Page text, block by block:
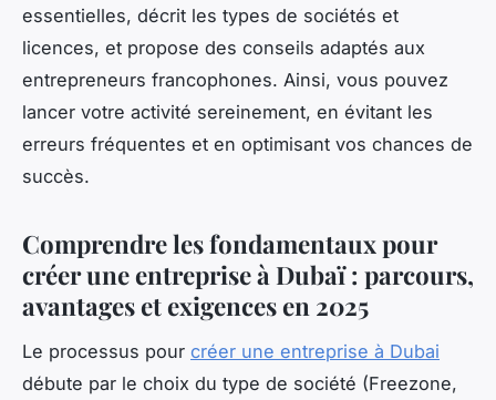
essentielles, décrit les types de sociétés et
licences, et propose des conseils adaptés aux
entrepreneurs francophones. Ainsi, vous pouvez
lancer votre activité sereinement, en évitant les
erreurs fréquentes et en optimisant vos chances de
succès.
Comprendre les fondamentaux pour
créer une entreprise à Dubaï : parcours,
avantages et exigences en 2025
Le processus pour créer une entreprise à Dubai
débute par le choix du type de société (Freezone,